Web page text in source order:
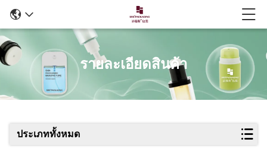
รายละเอียดสินค้า
ประเภททั้งหมด